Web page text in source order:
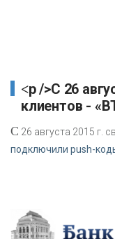
<p />С 26 августа 2015 г. свыше 200 тысяч
клиентов -
С 26 августа 2015 г.
подключили push-